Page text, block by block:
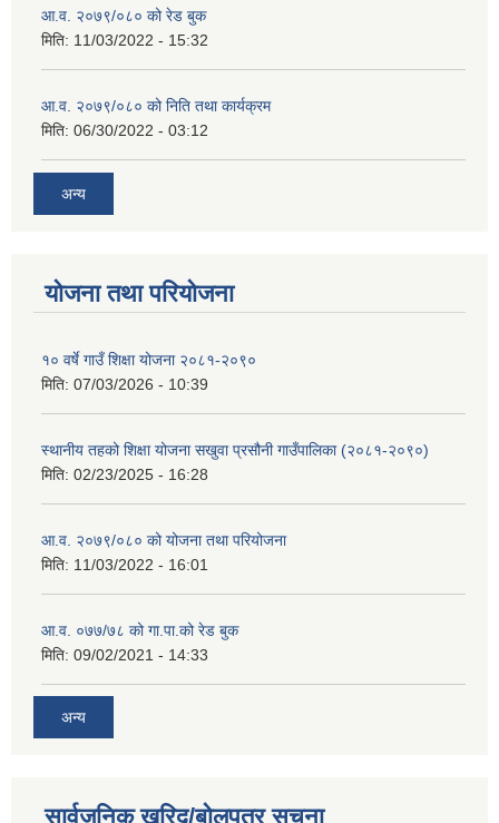
आ.व. २०७९/०८० को रेड बुक
मिति: 11/03/2022 - 15:32
आ.व. २०७९/०८० को निति तथा कार्यक्रम
मिति: 06/30/2022 - 03:12
अन्य
योजना तथा परियोजना
१० वर्षे गाउँ शिक्षा योजना २०८१-२०९०
मिति: 07/03/2026 - 10:39
स्थानीय तहको शिक्षा योजना सखुवा प्रसौनी गाउँपालिका (२०८१-२०९०)
मिति: 02/23/2025 - 16:28
आ.व. २०७९/०८० को योजना तथा परियोजना
मिति: 11/03/2022 - 16:01
आ.व. ०७७/७८ को गा.पा.को रेड बुक
मिति: 09/02/2021 - 14:33
अन्य
सार्वजनिक खरिद/बोलपत्र सूचना